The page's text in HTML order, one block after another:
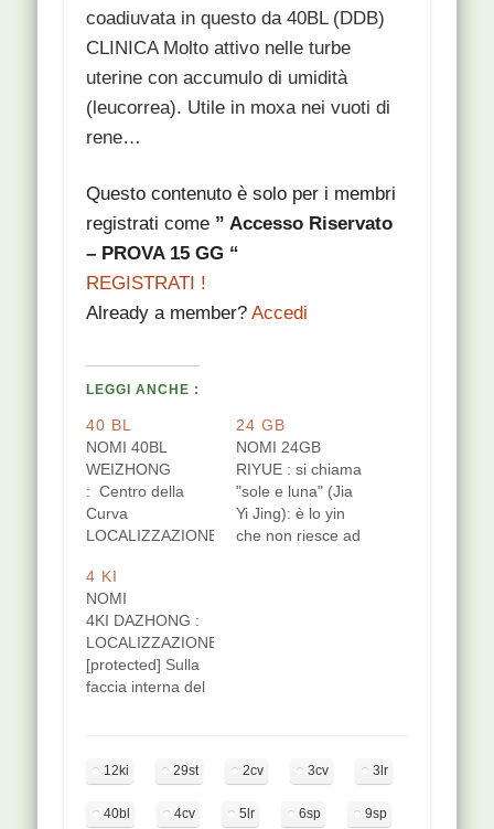
coadiuvata in questo da 40BL (DDB)
CLINICA Molto attivo nelle turbe
uterine con accumulo di umidità
(leucorrea). Utile in moxa nei vuoti di
rene…
Questo contenuto è solo per i membri
registrati come ” Accesso Riservato
– PROVA 15 GG “
REGISTRATI !
Already a member?Accedi
LEGGI ANCHE :
40 BL
NOMI 40BL
WEIZHONG
: Centro della
Curva
LOCALIZZAZIONE
della piega di
flessione del
ginocchio.
Puntura
perpendicolare,
2-4 cm di
sanguinare.
di incontro con il
24 GB
NOMI 24GB
RIYUE : si chiama
"sole e luna" (Jia
Yi Jing): è lo yin
che non riesce ad
e luna perciò si
riyue, sole…
4 KI
NOMI
4KI DAZHONG :
LOCALIZZAZIONE
[protected] Sulla
faccia interna del
con la tuberosità
calcagno.
12ki 29st 2cv 3cv 3lr
40bl 4cv 5lr 6sp 9sp